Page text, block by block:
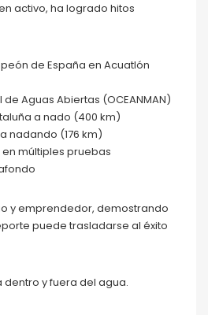
activo, ha logrado hitos
de España en Acuatlón
de Aguas Abiertas (OCEANMAN)
a nado (400 km)
nadando (176 km)
múltiples pruebas
y emprendedor, demostrando
puede trasladarse al éxito
dentro y fuera del agua.